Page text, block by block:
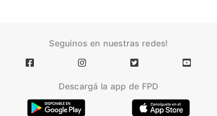
Seguínos en nuestras redes!
Descargá la app de FPD